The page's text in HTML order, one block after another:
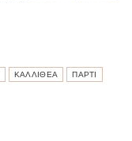
ΚΑΛΛΙΘΕΑ ΠΑΡΤΙ